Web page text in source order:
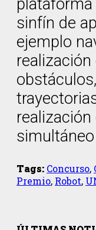
sinfín de
ejemplo
simultáneo
Tags: Concurso,
Premio, Robot,